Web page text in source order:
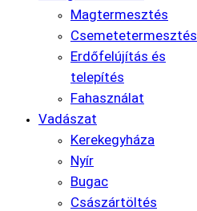
Magtermesztés
Csemetetermesztés
Erdőfelújítás és
telepítés
Fahasználat
Vadászat
Kerekegyháza
Nyír
Bugac
Császártöltés